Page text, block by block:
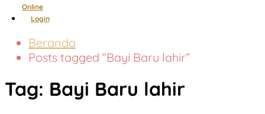
Online
Login
Beranda
Posts tagged “Bayi Baru lahir”
Tag: Bayi Baru lahir